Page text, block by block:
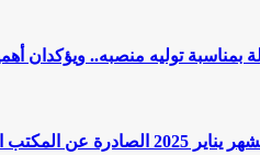
بمناسبة توليه منصبه.. ويؤكدان
لمحكمة النقض